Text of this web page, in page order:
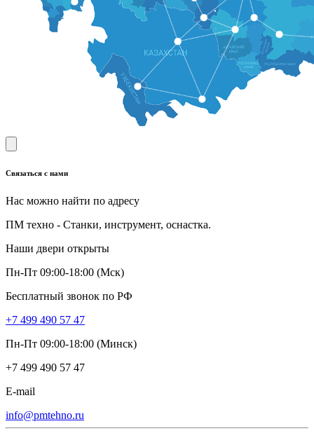
Связаться с нами
Нас можно найти по адресу
ПМ техно - Станки, инструмент, оснастка.
Наши двери открыты
Пн-Пт 09:00-18:00 (Мск)
Бесплатный звонок по РФ
+7 499 490 57 47
Пн-Пт 09:00-18:00 (Минск)
+7 499 490 57 47
E-mail
info@pmtehno.ru